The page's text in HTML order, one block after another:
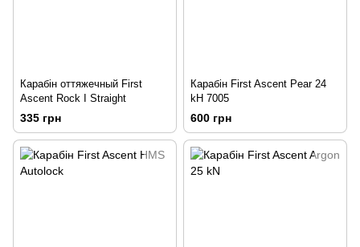
Карабін оттяжечный First
Ascent Rock I Straight
335 грн
Карабін First Ascent Pear 24
kH 7005
600 грн